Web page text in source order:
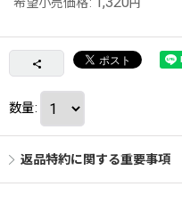
円
数量:
返品特約に関する重要事項